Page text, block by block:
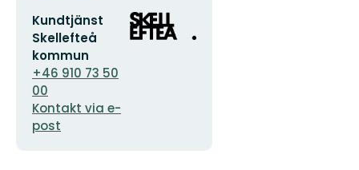
E-
postadress
Kundtjänst
Skellefteå
kommun
+46 910 73 50
00
Kontakt via e-
post
Organisationens
logotyp